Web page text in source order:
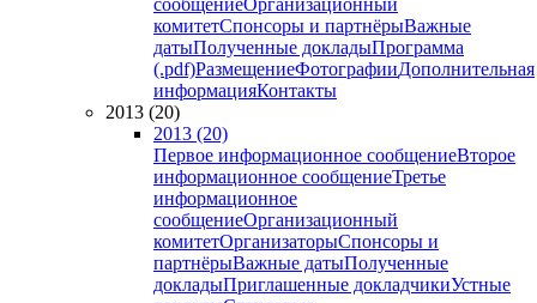
сообщениеОрганизационный
комитетСпонсоры и партнёрыВажные
датыПолученные докладыПрограмма
(.pdf)РазмещениеФотографииДополнительная
информацияКонтакты
2013 (20)
2013 (20)
Первое информационное сообщениеВторое
информационное сообщениеТретье
информационное
сообщениеОрганизационный
комитетОрганизаторыСпонсоры и
партнёрыВажные датыПолученные
докладыПриглашенные докладчикиУстные